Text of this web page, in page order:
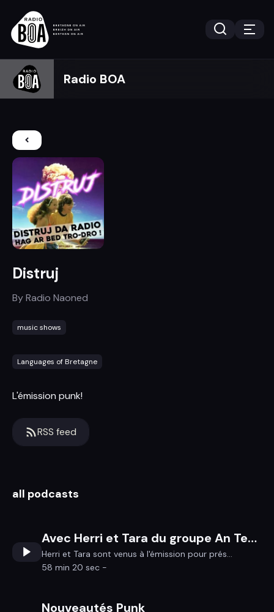
Radio BOA
Distruj
ByRadio Naoned
music shows
Languages of Bretagne
L'émission punk!
RSS feed
all podcasts
Avec Herri et Tara du groupe An Tec'h !
Herri et Tara sont venus à l'émission pour prés...
58 min 20 sec -
Nouveautés Punk